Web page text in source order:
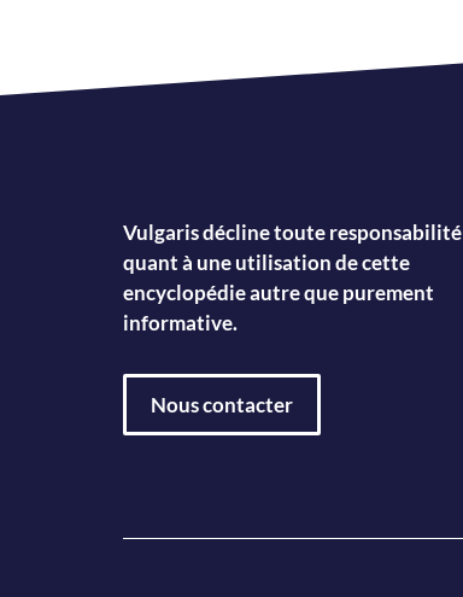
Vulgaris décline toute responsabilité
quant à une utilisation de cette
encyclopédie autre que purement
informative.
Nous contacter